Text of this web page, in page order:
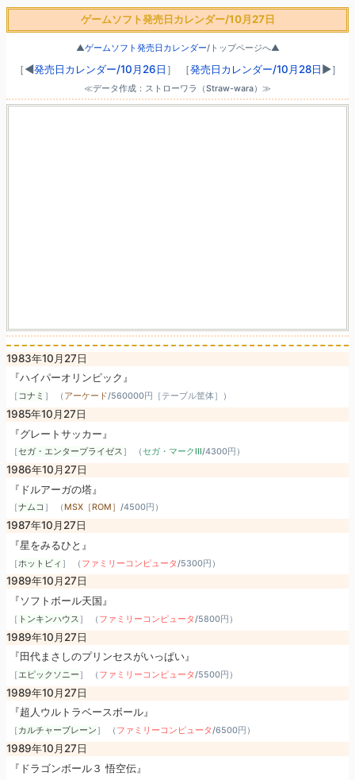
ゲームソフト発売日カレンダー/10月27日
▲ゲームソフト発売日カレンダー/トップページへ▲
［◀発売日カレンダー/10月26日 ］ ［発売日カレンダー/10月28日▶］
≪データ作成：ストローワラ（Straw-wara）≫
1983年10月27日
『ハイパーオリンピック』
［コナミ ］ （ アーケード/560000円［テーブル筐体］ ）
1985年10月27日
『グレートサッカー』
［セガ・エンタープライゼス］ （セガ・マークIII/4300円 ）
1986年10月27日
『ドルアーガの塔』
［ナムコ ］ （ MSX［ROM］/4500円 ）
1987年10月27日
『星をみるひと』
［ホットビィ ］ （ ファミリーコンピュータ/5300円 ）
1989年10月27日
『ソフトボール天国』
［ トンキンハウス］ （ ファミリーコンピュータ/5800円 ）
1989年10月27日
『田代まさしのプリンセスがいっぱい』
［エピックソニー］ （ ファミリーコンピュータ/5500円 ）
1989年10月27日
『超人ウルトラベースボール』
［カルチャーブレーン］ （ ファミリーコンピュータ/6500円 ）
1989年10月27日
『ドラゴンボール３ 悟空伝』